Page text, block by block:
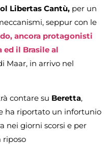
Libertas Cantù, per un
seppur con le
ancora protagonisti
il Brasile al
Maar, in arrivo nel
contare su Beretta,
ha riportato un infortunio
nei giorni scorsi e per
riposo